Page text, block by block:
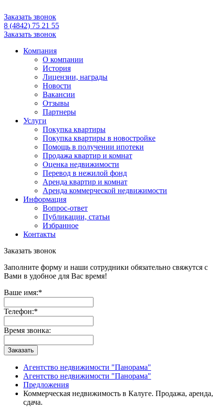
Заказать звонок
8 (4842) 75 21 55
Заказать звонок
Компания
О компании
История
Лицензии, награды
Новости
Вакансии
Отзывы
Партнеры
Услуги
Покупка квартиры
Покупка квартиры в новостройке
Помощь в получении ипотеки
Продажа квартир и комнат
Оценка недвижимости
Перевод в нежилой фонд
Аренда квартир и комнат
Аренда коммерческой недвижимости
Информация
Вопрос-ответ
Публикации, статьи
Избранное
Контакты
Заказать звонок
Заполните форму и наши сотрудники обязательно свяжутся с
Вами в удобное для Вас время!
Ваше имя:*
Телефон:*
Время звонка:
Заказать
Агентство недвижимости "Панорама"
Агентство недвижимости "Панорама"
Предложения
Коммерческая недвижимость в Калуге. Продажа, аренда,
сдача.